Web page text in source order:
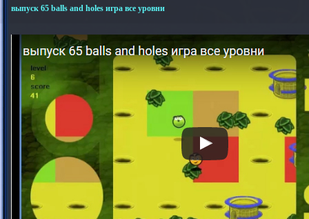
выпуск 65 balls and holes игра все уровни